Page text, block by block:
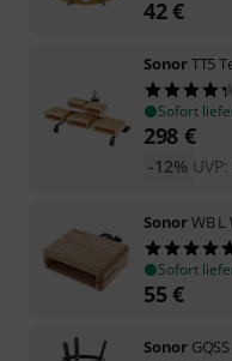
42€
SonorTT5
Sofort
298 €
UVP:
-12%
SonorWB L
Sofort
55€
Sonor